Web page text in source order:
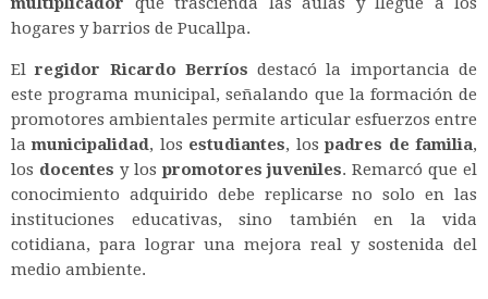
hogares y barrios de Pucallpa.
Elregidor Ricardo Berríos destacó la importancia de
este programa municipal, señalando que la formación de
promotores ambientales permite articular esfuerzos entre
lamunicipalidad, los estudiantes, lospadres de familia,
los docentes y los promotores juveniles. Remarcó que el
conocimiento adquirido debe replicarse no solo en las
instituciones educativas, sino también en la vida
cotidiana, para lograr una mejora real y sostenida del
medio ambiente.